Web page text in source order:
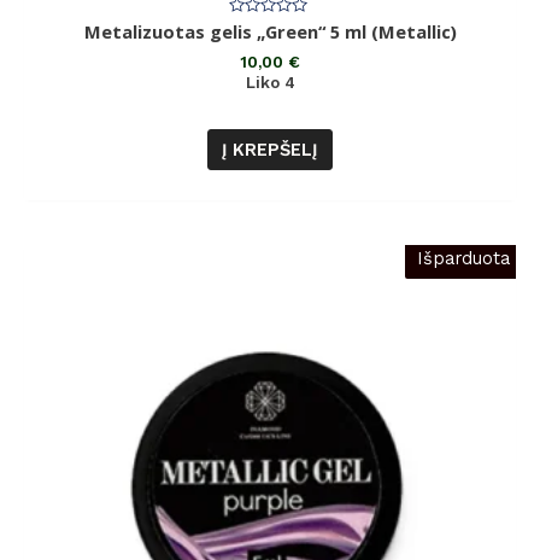
Įvertinimas:
0
iš
Metalizuotas gelis „Green“ 5 ml (Metallic)
10,00 €
Liko 4
Į KREPŠELĮ
Išparduota